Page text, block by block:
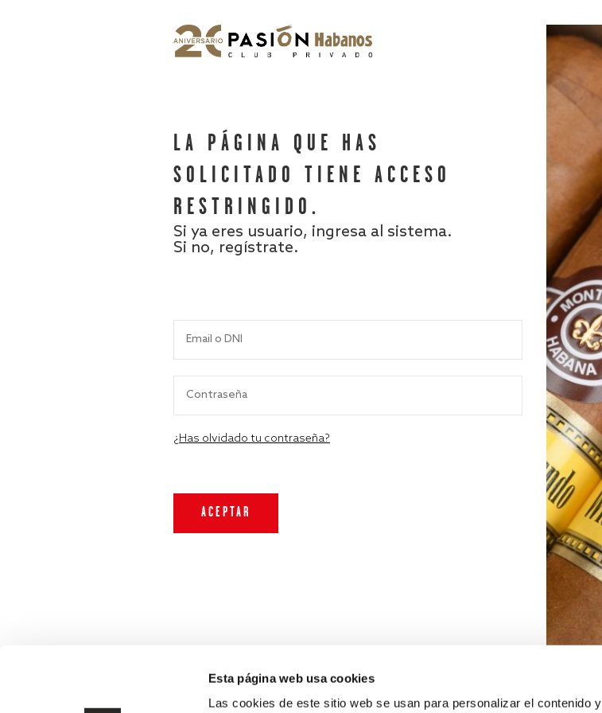
Esta página web usa cookies
Las cookies de este sitio web se usan para personalizar el contenido
LA PÁGINA QUE HAS
SOLICITADO TIENE ACCESO
RESTRINGIDO.
Si ya eres usuario, ingresa al sistema.
Si no, regístrate.
¿Has olvidado tu contraseña?